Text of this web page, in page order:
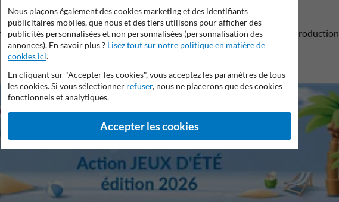
de 7,5 ans sur le film réfléchissant Stratifé anti-graffiti Propre production
Nous plaçons également des cookies marketing et des identifiants
publicitaires mobiles, que nous et des tiers utilisons pour afficher des
publicités personnalisées et non personnalisées (personnalisation des
annonces). En savoir plus ? Lisez tout sur notre politique en matière de
cookies ici.
En cliquant sur "Accepter les cookies", vous acceptez les paramètres de tous
les cookies. Si vous sélectionner refuser, nous ne placerons que des cookies
fonctionnels et analytiques.
Accepter les cookies